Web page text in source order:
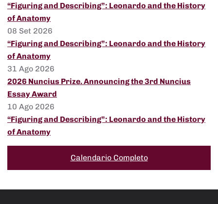
“Figuring and Describing”: Leonardo and the History
of Anatomy
08 Set 2026
“Figuring and Describing”: Leonardo and the History
of Anatomy
31 Ago 2026
2026 Nuncius Prize. Announcing the 3rd Nuncius
Essay Award
10 Ago 2026
“Figuring and Describing”: Leonardo and the History
of Anatomy
Calendario Completo